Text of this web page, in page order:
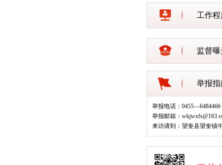
工作
监督
举报指
举报电话：0455—6484466
举报邮箱：
来访请到：望奎县望奎镇